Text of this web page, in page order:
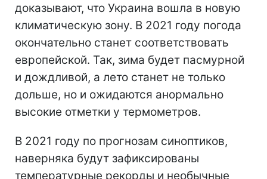
доказывают, что Украина вошла в новую
климатическую зону. В 2021 году погода
окончательно станет соответствовать
европейской. Так, зима будет пасмурной
и дождливой, а лето станет не только
дольше, но и ожидаются анормально
высокие отметки у термометров.
В 2021 году по прогнозам синоптиков,
наверняка будут зафиксированы
температурные рекорды и необычные